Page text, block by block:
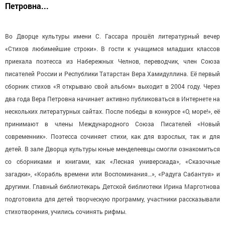
Петровна...
Во Дворце культуры имени С. Гассара прошёл литературный вечер
«Стихов любимейшие строки». В гости к учащимся младших классов
приехала поэтесса из Набережных Челнов, переводчик, член Союза
писателей России и Республики Татарстан Вера Хамидуллина. Её первый
сборник стихов «Я открываю свой альбом» выходит в 2004 году. Через
два года Вера Петровна начинает активно публиковаться в Интернете на
нескольких литературных сайтах. После победы в конкурсе «О, море!», её
принимают в члены Международного Союза Писателей «Новый
современник». Поэтесса сочиняет стихи, как для взрослых, так и для
детей. В зале Дворца культуры юные менделеевцы смогли ознакомиться
со сборниками и книгами, как «Лесная универсиада», «Сказочные
загадки», «Корабль времени или Воспоминания…», «Радуга Сабантуя» и
другими. Главный библиотекарь Детской библиотеки Ирина Марготнова
подготовила для детей творческую программу, участники рассказывали
стихотворения, учились сочинять рифмы.